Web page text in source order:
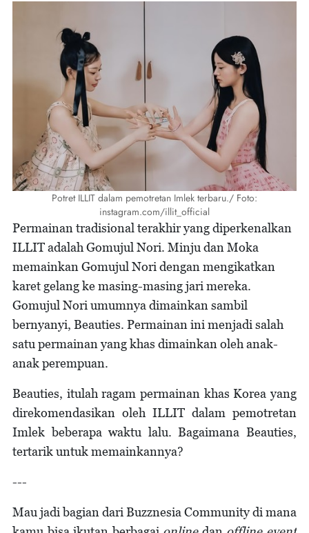
Potret ILLIT dalam pemotretan Imlek terbaru./ Foto:
instagram.com/illit_official
Permainan tradisional terakhir yang diperkenalkan
ILLIT adalah Gomujul Nori. Minju dan Moka
memainkan Gomujul Nori dengan mengikatkan
karet gelang ke masing-masing jari mereka.
Gomujul Nori umumnya dimainkan sambil
bernyanyi, Beauties. Permainan ini menjadi salah
satu permainan yang khas dimainkan oleh anak-
anak perempuan.
Beauties, itulah ragam permainan khas Korea yang
direkomendasikan oleh ILLIT dalam pemotretan
Imlek beberapa waktu lalu. Bagaimana Beauties,
tertarik untuk memainkannya?
---
Mau jadi bagian dari Buzznesia Community di mana